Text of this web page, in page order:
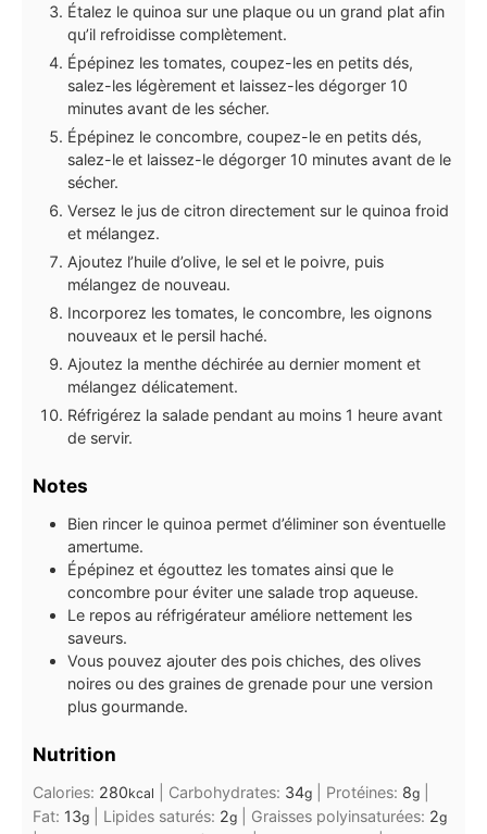
Étalez le quinoa sur une plaque ou un grand plat afin
qu’il refroidisse complètement.
Épépinez les tomates, coupez-les en petits dés,
salez-les légèrement et laissez-les dégorger 10
minutes avant de les sécher.
Épépinez le concombre, coupez-le en petits dés,
salez-le et laissez-le dégorger 10 minutes avant de le
sécher.
Versez le jus de citron directement sur le quinoa froid
et mélangez.
Ajoutez l’huile d’olive, le sel et le poivre, puis
mélangez de nouveau.
Incorporez les tomates, le concombre, les oignons
nouveaux et le persil haché.
Ajoutez la menthe déchirée au dernier moment et
mélangez délicatement.
Réfrigérez la salade pendant au moins 1 heure avant
de servir.
Notes
Bien rincer le quinoa permet d’éliminer son éventuelle
amertume.
Épépinez et égouttez les tomates ainsi que le
concombre pour éviter une salade trop aqueuse.
Le repos au réfrigérateur améliore nettement les
saveurs.
Vous pouvez ajouter des pois chiches, des olives
noires ou des graines de grenade pour une version
plus gourmande.
Nutrition
Calories: 280kcal Carbohydrates: 34g Protéines: 8g
Fat: 13g Lipides saturés: 2g Graisses polyinsaturées: 2g